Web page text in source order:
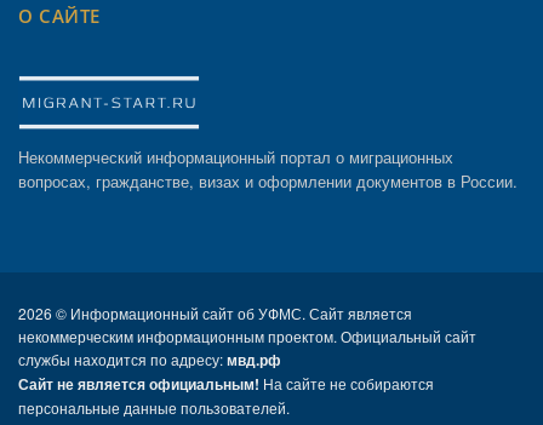
О САЙТЕ
Некоммерческий информационный портал о миграционных
вопросах, гражданстве, визах и оформлении документов в России.
2026 © Информационный сайт об УФМС. Сайт является
некоммерческим информационным проектом. Официальный сайт
службы находится по адресу:мвд.рф
Сайт не является официальным! На сайте не собираются
персональные данные пользователей.